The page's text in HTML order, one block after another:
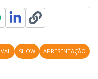
SHOW
APRESENTAÇÃO